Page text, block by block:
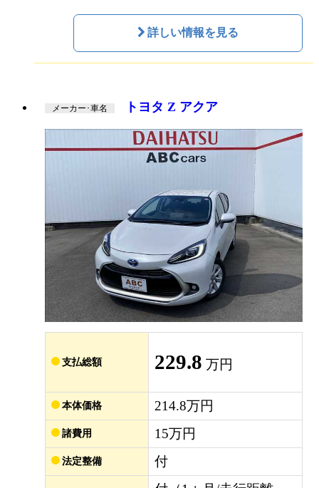
詳しい情報を見る
メーカー･車名 トヨタ Z アクア
支払総額 229.8 万円
本体価格 214.8万円
諸費用 15万円
法定整備
付